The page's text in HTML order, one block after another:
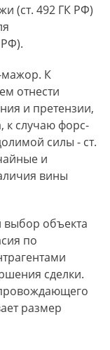
(ст. 492 ГК РФ)
РФ).
мажор. К
отнести
и претензии,
к случаю форс-
силы - ст.
и
вины
выбор объекта
по
сделки.
размер